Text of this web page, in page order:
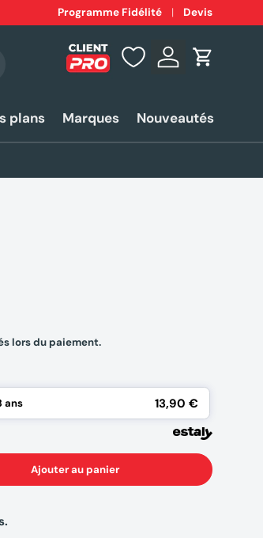
Expéditionrapide 24-48h*
Programme Fidélité Devis
Se connecter
Panier
plans Marques Nouveautés
lors du paiement.
ans 13,90 €
Ajouter au panier